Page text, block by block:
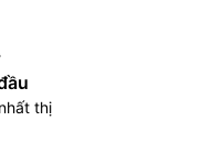
thị